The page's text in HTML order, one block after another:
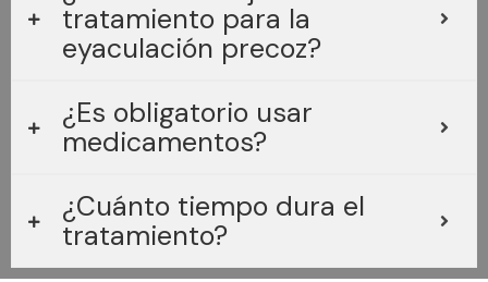
tratamiento para la
eyaculación precoz?
¿Es obligatorio usar
medicamentos?
¿Cuánto tiempo dura el
tratamiento?